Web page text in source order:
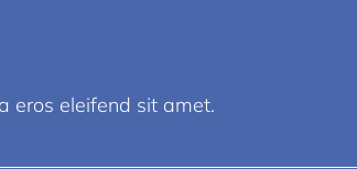
eros eleifend sit amet.